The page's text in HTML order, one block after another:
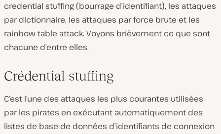
credential stuffing (bourrage d’identifiant), les attaques
par dictionnaire, les attaques par force brute et les
rainbow table attack. Voyons brièvement ce que sont
chacune d’entre elles.
Crédential stuffing
C’est l’une des attaques les plus courantes utilisées
par les pirates en exécutant automatiquement des
listes de base de données d’identifiants de connexion